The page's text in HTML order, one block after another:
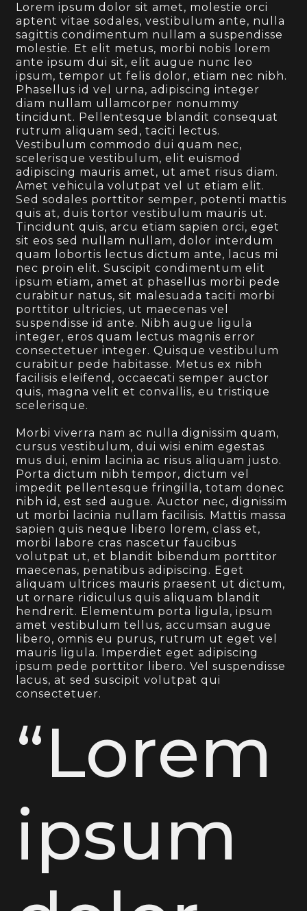
Lorem ipsum dolor sit amet, molestie orci
aptent vitae sodales, vestibulum ante, nulla
sagittis condimentum nullam a suspendisse
molestie. Et elit metus, morbi nobis lorem
ante ipsum dui sit, elit augue nunc leo
ipsum, tempor ut felis dolor, etiam nec nibh.
Phasellus id vel urna, adipiscing integer
diam nullam ullamcorper nonummy
tincidunt. Pellentesque blandit consequat
rutrum aliquam sed, taciti lectus.
Vestibulum commodo dui quam nec,
scelerisque vestibulum, elit euismod
adipiscing mauris amet, ut amet risus diam.
Amet vehicula volutpat vel ut etiam elit.
Sed sodales porttitor semper, potenti mattis
quis at, duis tortor vestibulum mauris ut.
Tincidunt quis, arcu etiam sapien orci, eget
sit eos sed nullam nullam, dolor interdum
quam lobortis lectus dictum ante, lacus mi
nec proin elit. Suscipit condimentum elit
ipsum etiam, amet at phasellus morbi pede
curabitur natus, sit malesuada taciti morbi
porttitor ultricies, ut maecenas vel
suspendisse id ante. Nibh augue ligula
integer, eros quam lectus magnis error
consectetuer integer. Quisque vestibulum
curabitur pede habitasse. Metus ex nibh
facilisis eleifend, occaecati semper auctor
quis, magna velit et convallis, eu tristique
scelerisque.
Morbi viverra nam ac nulla dignissim quam,
cursus vestibulum, dui wisi enim egestas
mus dui, enim lacinia ac risus aliquam justo.
Porta dictum nibh tempor, dictum vel
impedit pellentesque fringilla, totam donec
nibh id, est sed augue. Auctor nec, dignissim
ut morbi lacinia nullam facilisis. Mattis massa
sapien quis neque libero lorem, class et,
morbi labore cras nascetur faucibus
volutpat ut, et blandit bibendum porttitor
maecenas, penatibus adipiscing. Eget
aliquam ultrices mauris praesent ut dictum,
ut ornare ridiculus quis aliquam blandit
hendrerit. Elementum porta ligula, ipsum
amet vestibulum tellus, accumsan augue
libero, omnis eu purus, rutrum ut eget vel
mauris ligula. Imperdiet eget adipiscing
ipsum pede porttitor libero. Vel suspendisse
lacus, at sed suscipit volutpat qui
consectetuer.
“Lorem
ipsum